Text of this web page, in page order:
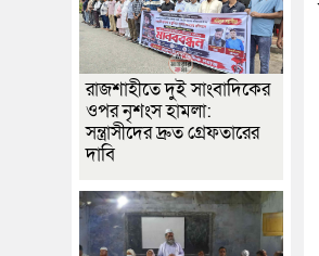
রাজশাহীতে দুই সাংবাদিকের
ওপর নৃশংস হামলা:
সন্ত্রাসীদের দ্রুত গ্রেফতারের
দাবি